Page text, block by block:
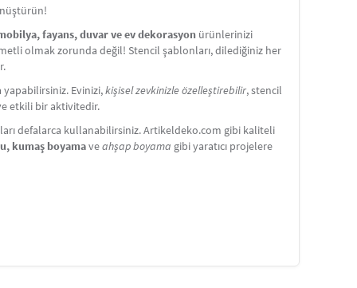
fayans, duvar ve ev dekorasyon ürünlerinizi
olmak zorunda değil! Stencil şablonları, dilediğiniz her
Evinizi,kişisel zevkinizle özelleştirebilir, stencil
etkili bir aktivitedir.
defalarca kullanabilirsiniz. Artikeldeko.com gibi kaliteli
kumaş boyamaveahşap boyama gibi yaratıcı projelere